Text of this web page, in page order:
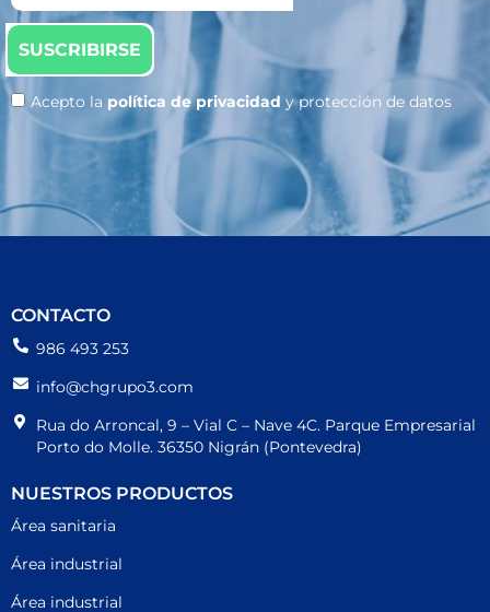
INDUSTRIA
Productos químicos
Productos químicos
Tiras reactivas ,Tiras reactivas